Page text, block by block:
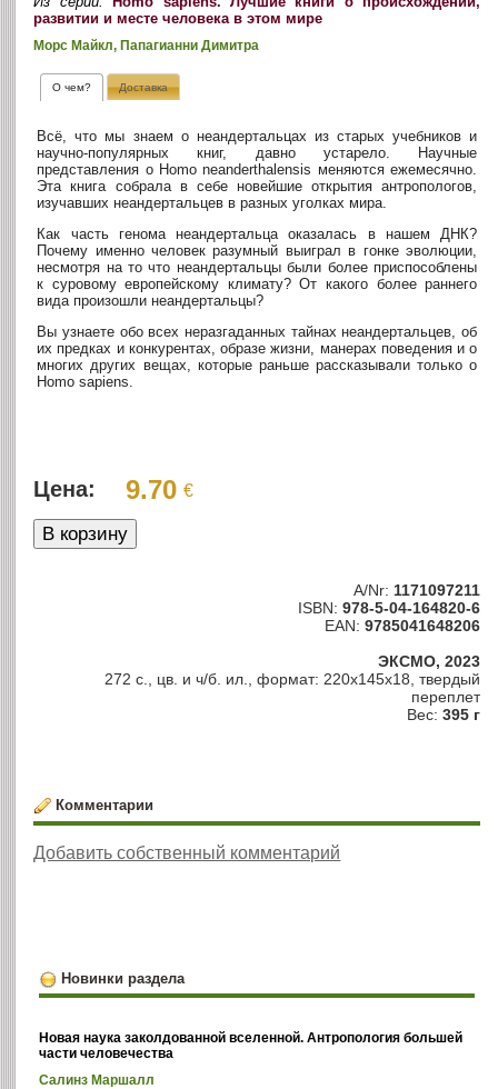
развитии и месте человека в этом мире
Морс Майкл, Папагианни Димитра
О чем? Доставка
Всё, что мы знаем о неандертальцах из старых учебников и
научно-популярных книг, давно устарело. Научные
представления о Homo neanderthalensis меняются ежемесячно.
Эта книга собрала в себе новейшие открытия антропологов,
изучавших неандертальцев в разных уголках мира.
Как часть генома неандертальца оказалась в нашем ДНК?
Почему именно человек разумный выиграл в гонке эволюции,
несмотря на то что неандертальцы были более приспособлены
к суровому европейскому климату? От какого более раннего
вида произошли неандертальцы?
Вы узнаете обо всех неразгаданных тайнах неандертальцев, об
их предках и конкурентах, образе жизни, манерах поведения и о
многих других вещах, которые раньше рассказывали только о
Homo sapiens.
Цена: 9.70 €
A/Nr: 1171097211
ISBN: 978-5-04-164820-6
EAN: 9785041648206
ЭКСМО, 2023
272 с., цв. и ч/б. ил., формат: 220x145x18, твердый
переплет
Вес: 395 г
Комментарии
Добавить собственный комментарий
Новинки раздела
Новая наука заколдованной вселенной. Антропология большей
части человечества
Салинз Маршалл